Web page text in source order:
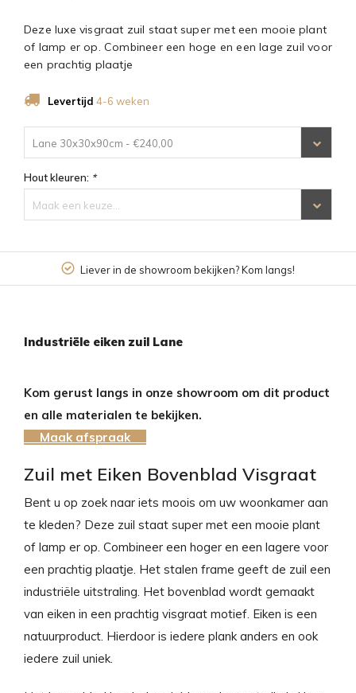
Deze luxe visgraat zuil staat super met een mooie plant
of lamp er op. Combineer een hoge en een lage zuil voor
een prachtig plaatje
Levertijd 4-6 weken
Lane 30x30x90cm - €240,00
Hout kleuren: *
Maak een keuze...
Liever in de showroom bekijken? Kom langs!
Industriële eiken zuil Lane
Kom gerust langs in onze showroom om dit product
en alle materialen te bekijken.
Maak afspraak
Zuil met Eiken Bovenblad Visgraat
Bent u op zoek naar iets moois om uw woonkamer aan
te kleden? Deze zuil staat super met een mooie plant
of lamp er op. Combineer een hoger en een lagere voor
een prachtig plaatje. Het stalen frame geeft de zuil een
industriële uitstraling. Het bovenblad wordt gemaakt
van eiken in een prachtig visgraat motief. Eiken is een
natuurproduct. Hierdoor is iedere plank anders en ook
iedere zuil uniek.